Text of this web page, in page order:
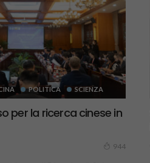
POLITICA SCIENZA
per la ricerca cinese in
944